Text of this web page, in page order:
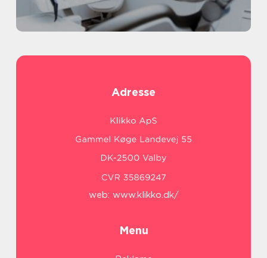
Adresse
web: www.klikko.dk/
Menu